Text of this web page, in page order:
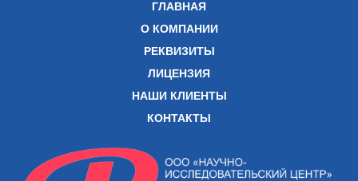
ГЛАВНАЯ
О КОМПАНИИ
РЕКВИЗИТЫ
ЛИЦЕНЗИЯ
НАШИ КЛИЕНТЫ
КОНТАКТЫ